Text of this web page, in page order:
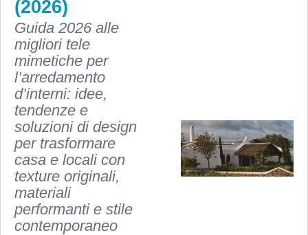
(2026)
Guida 2026 alle
migliori tele
mimetiche per
l’arredamento
d’interni: idee,
tendenze e
soluzioni di design
per trasformare
casa e locali con
texture originali,
materiali
performanti e stile
contemporaneo